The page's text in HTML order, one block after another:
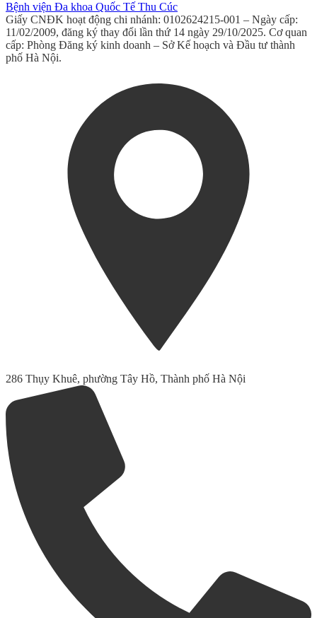
Bệnh viện Đa khoa Quốc Tế Thu Cúc
Giấy CNĐK hoạt động chi nhánh: 0102624215-001 – Ngày cấp:
11/02/2009, đăng ký thay đổi lần thứ 14 ngày 29/10/2025. Cơ quan
cấp: Phòng Đăng ký kinh doanh – Sở Kế hoạch và Đầu tư thành
phố Hà Nội.
286 Thụy Khuê, phường Tây Hồ, Thành phố Hà Nội